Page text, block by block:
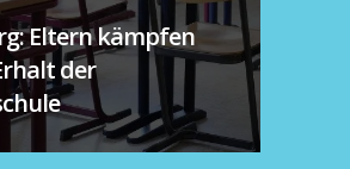
Eltern kämpfen
der